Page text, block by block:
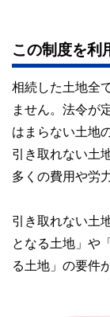
この制度を利
相続した土地全
ません。法令が
はまらない土地
引き取れない土
多くの費用や労
引き取れない土
となる土地」や
る土地」の要件